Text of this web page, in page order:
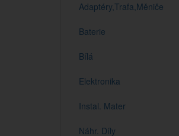
Adaptéry,Trafa,Měniče
Baterie
Bílá
Elektronika
Instal. Mater
Náhr. Díly